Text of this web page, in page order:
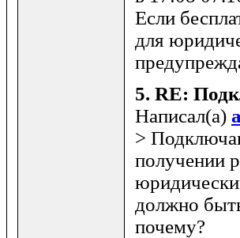
Если
для
5. RE:
Написал(а)
>
получении
должно
почему?